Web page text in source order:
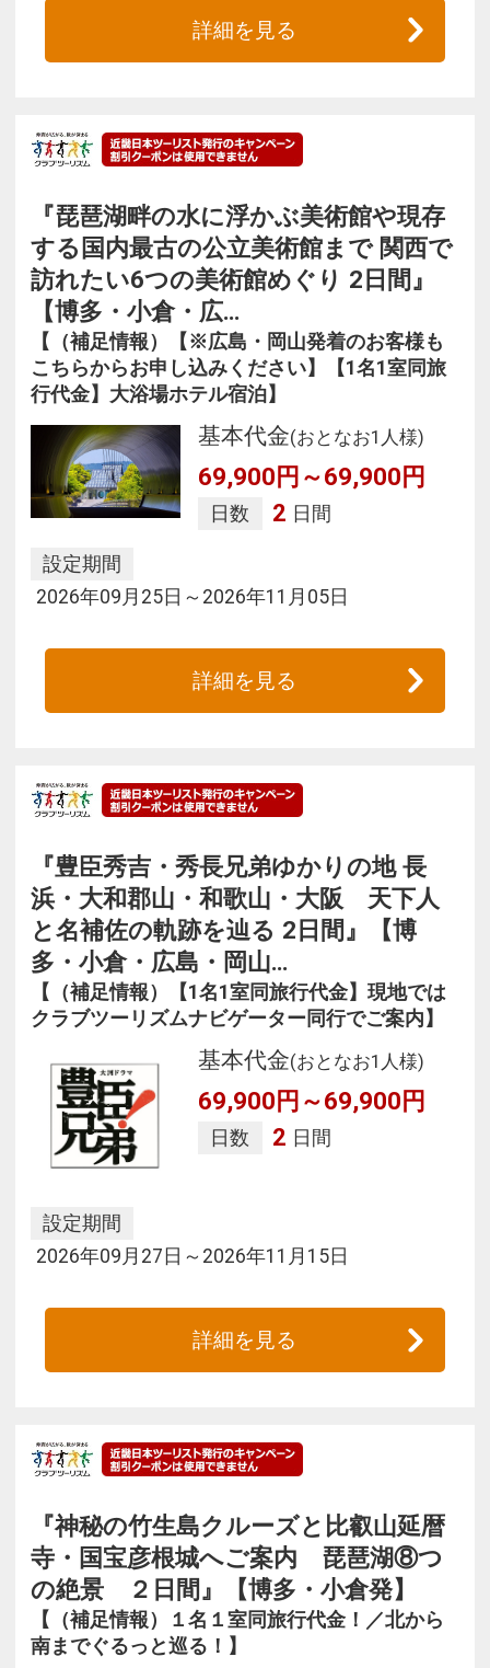
詳細を見る
『琵琶湖畔の水に浮かぶ美術館や現存
する国内最古の公立美術館まで 関西で
訪れたい6つの美術館めぐり 2日間』
【博多・小倉・広…
【（補足情報）【※広島・岡山発着のお客様も
こちらからお申し込みください】【1名1室同旅
行代金】大浴場ホテル宿泊】
基本代金(おとなお1人様)
69,900円～69,900円
日数 2 日間
設定期間
2026年09月25日～2026年11月05日
詳細を見る
『豊臣秀吉・秀長兄弟ゆかりの地 長
浜・大和郡山・和歌山・大阪 天下人
と名補佐の軌跡を辿る 2日間』【博
多・小倉・広島・岡山…
【（補足情報）【1名1室同旅行代金】現地では
クラブツーリズムナビゲーター同行でご案内】
基本代金(おとなお1人様)
69,900円～69,900円
日数 2 日間
設定期間
2026年09月27日～2026年11月15日
詳細を見る
『神秘の竹生島クルーズと比叡山延暦
寺・国宝彦根城へご案内 琵琶湖⑧つ
の絶景 ２日間』【博多・小倉発】
【（補足情報）１名１室同旅行代金！／北から
南までぐるっと巡る！】